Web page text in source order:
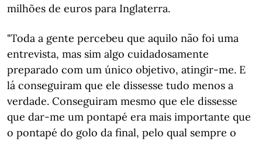
milhões de euros para Inglaterra.
"Toda a gente percebeu que aquilo não foi uma
entrevista, mas sim algo cuidadosamente
preparado com um único objetivo, atingir-me. E
lá conseguiram que ele dissesse tudo menos a
verdade. Conseguiram mesmo que ele dissesse
que dar-me um pontapé era mais importante que
o pontapé do golo da final, pelo qual sempre o